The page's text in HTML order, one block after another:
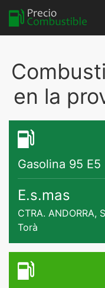
en la
Gasolina 95 E5
E.s.mas
CTRA. ANDORRA,
Torà